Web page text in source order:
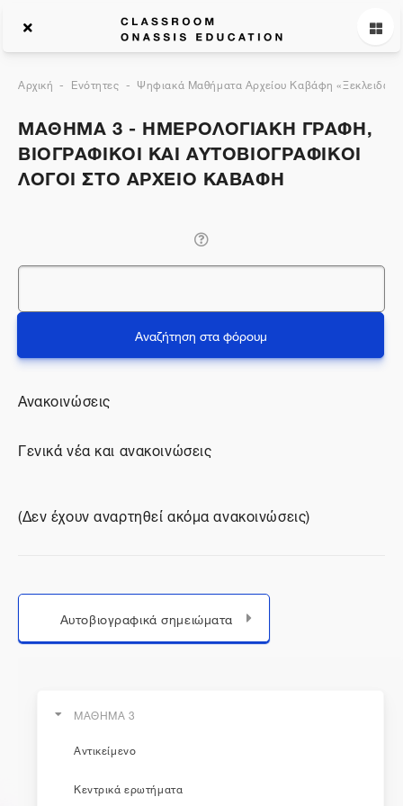
Αρχική Ενότητες Ψηφιακά Μαθήματα Αρχείου Καβάφη
ΜΑΘΗΜΑ 3 - ΗΜΕΡΟΛΟΓΙΑΚΗ ΓΡΑΦΗ,
ΒΙΟΓΡΑΦΙΚΟΙ ΚΑΙ ΑΥΤΟΒΙΟΓΡΑΦΙΚOΙ
ΛΟΓΟΙ ΣΤΟ ΑΡΧΕΙΟ ΚΑΒΑΦΗ
Αναζήτηση στα φόρουμ
Ανακοινώσεις
Γενικά νέα και ανακοινώσεις
(Δεν έχουν αναρτηθεί ακόμα ανακοινώσεις)
Μεταπήδηση σε...
Αυτοβιογραφικά σημειώματα
ΜΑΘΗΜΑ 3
Αντικείμενο
Κεντρικά ερωτήματα
η εκπαίδευση συνεχίζεται...